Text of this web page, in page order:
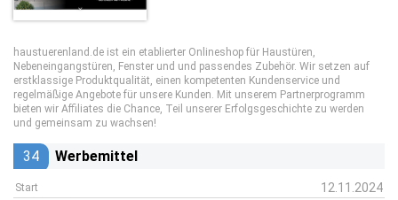
haustuerenland.de ist ein etablierter Onlineshop für Haustüren,
Nebeneingangstüren, Fenster und und passendes Zubehör. Wir setzen auf
erstklassige Produktqualität, einen kompetenten Kundenservice und
regelmäßige Angebote für unsere Kunden. Mit unserem Partnerprogramm
bieten wir Affiliates die Chance, Teil unserer Erfolgsgeschichte zu werden
und gemeinsam zu wachsen!
34 Werbemittel
Start 12.11.2024